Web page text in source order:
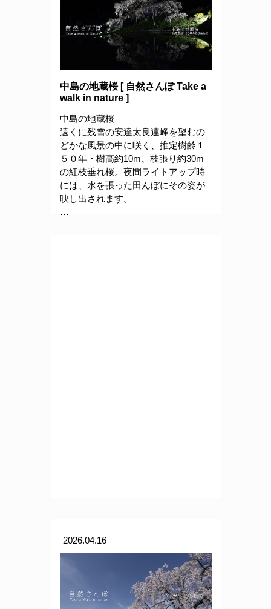
中島の地蔵桜 [ 自然さんぽ Take a
walk in nature ]
中島の地蔵桜
遠くに残雪の安達太良連峰を望むの
どかな風景の中に咲く、推定樹齢１
５０年・樹高約10m、枝張り約30m
の紅枝垂れ桜。夜間ライトアップ時
には、水を張った田んぼにその姿が
映し出されます。
…
2026.04.16